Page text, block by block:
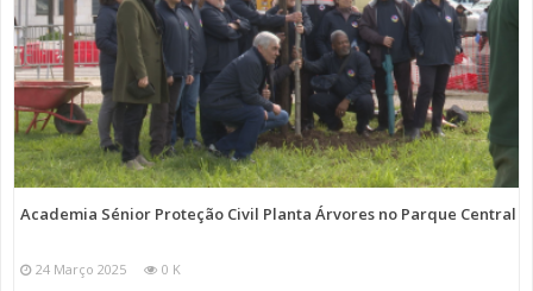
Academia Sénior Proteção Civil Planta Árvores no Parque Central
24 Março 2025 0 K